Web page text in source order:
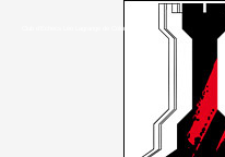
Club d’Echecs Léo Lagrange de Colomiers